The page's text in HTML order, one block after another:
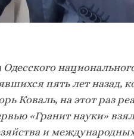
пять лет назад,
Коваль, на этот раз
«Гранит науки»
и